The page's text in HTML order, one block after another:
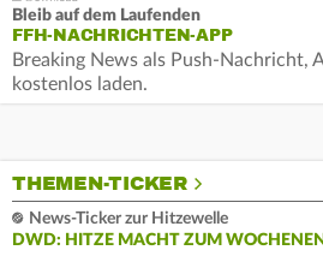
Bleib auf dem Laufenden
FFH-NACHRICHTEN-APP
Breaking News als Push-Nachricht,
kostenlos laden.
THEMEN-TICKER
News-Ticker zur Hitzewelle
DWD: HITZE MACHT ZUM